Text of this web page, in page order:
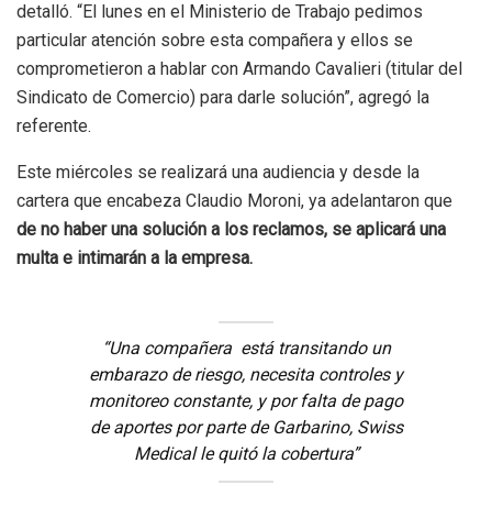
detalló. “El lunes en el Ministerio de Trabajo pedimos
particular atención sobre esta compañera y ellos se
comprometieron a hablar con Armando Cavalieri (titular del
Sindicato de Comercio) para darle solución”, agregó la
referente.
Este miércoles se realizará una audiencia y desde la
cartera que encabeza Claudio Moroni, ya adelantaron que
de no haber una solución a los reclamos, se aplicará una
multa e intimarán a la empresa.
“Una compañera está transitando un
embarazo de riesgo, necesita controles y
monitoreo constante, y por falta de pago
de aportes por parte de Garbarino, Swiss
Medical le quitó la cobertura”